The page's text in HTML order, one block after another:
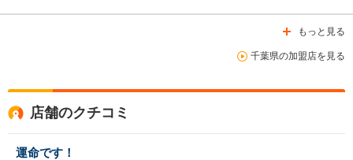
もっと見る
千葉県の加盟店を見る
店舗のクチコミ
運命です！